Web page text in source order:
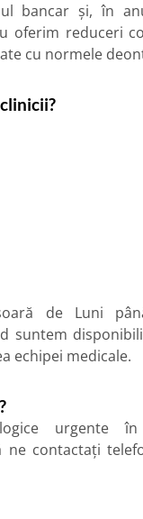
bancar și, în
oferim reduceri
cu normele
de Luni
suntem
echipei medicale.
urgente
ne contactați